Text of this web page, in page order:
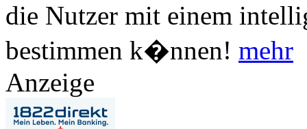
die Nutzer mit einem
bestimmen k�nnen! mehr
Anzeige